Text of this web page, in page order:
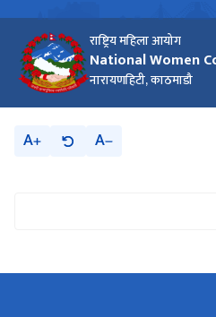
राष्ट्रिय महिला आयोग
National Women
नारायणहिटी, काठमाडौ
A A